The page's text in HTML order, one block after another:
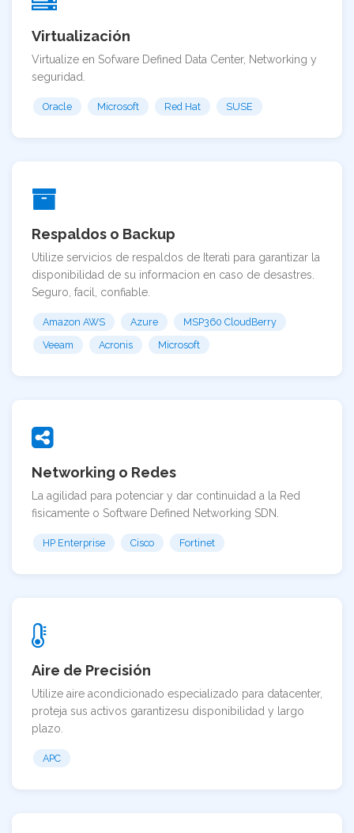
Virtualización
Virtualize en Sofware Defined Data Center, Networking y
seguridad.
Oracle Microsoft Red Hat SUSE
Respaldos o Backup
Utilize servicios de respaldos de Iterati para garantizar la
disponibilidad de su informacion en caso de desastres.
Seguro, facil, confiable.
Amazon AWS Azure
MSP360 CloudBerry
Veeam
Acronis Microsoft
Networking o Redes
La agilidad para potenciar y dar continuidad a la Red
fisicamente o Software Defined Networking SDN.
HP Enterprise Cisco Fortinet
Aire de Precisión
Utilize aire acondicionado especializado para datacenter,
proteja sus activos garantizesu disponibilidad y largo
plazo.
APC